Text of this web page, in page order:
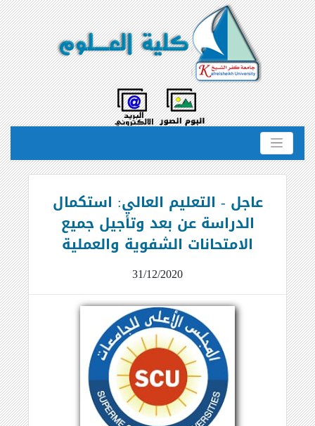
عاجل - التعليم العالي: استكمال
الدراسة عن بعد وتأجيل جميع
الامتحانات الشفوية والعملية
31/12/2020